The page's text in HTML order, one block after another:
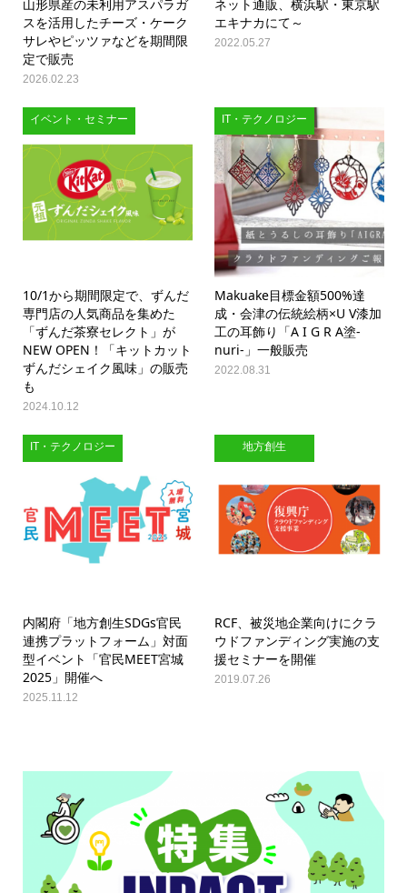
山形県産の未利用アスパラガ
スを活用したチーズ・ケーク
サレやピッツァなどを期間限
定で販売
2026.02.23
ネット通販、横浜駅・東京駅
エキナカにて～
2022.05.27
イベント・セミナー
10/1から期間限定で、ずんだ
専門店の人気商品を集めた
「ずんだ茶寮セレクト」が
NEW OPEN！「キットカット
ずんだシェイク風味」の販売
も
2024.10.12
IT・テクノロジー
Makuake目標金額500%達
成・会津の伝統絵柄×U V漆加
工の耳飾り「A I G R A塗-
nuri-」一般販売
2022.08.31
IT・テクノロジー
内閣府「地方創生SDGs官民
連携プラットフォーム」対面
型イベント「官民MEET宮城
2025」開催へ
2025.11.12
地方創生
RCF、被災地企業向けにクラ
ウドファンディング実施の支
援セミナーを開催
2019.07.26